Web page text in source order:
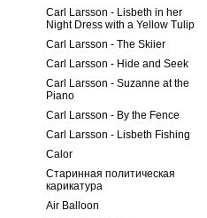
Carl Larsson - Lisbeth in her
Night Dress with a Yellow Tulip
Carl Larsson - The Skiier
Carl Larsson - Hide and Seek
Carl Larsson - Suzanne at the
Piano
Carl Larsson - By the Fence
Carl Larsson - Lisbeth Fishing
Calor
Старинная политическая
карикатура
Air Balloon